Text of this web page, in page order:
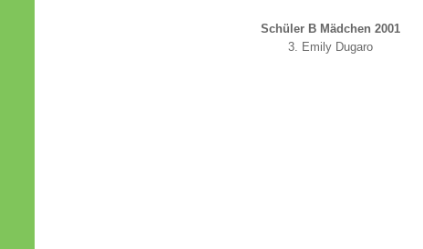
Schüler B Mädchen 2001
3. Emily Dugaro